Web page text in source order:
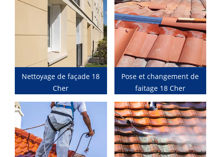
Nettoyage de façade 18
Cher
Pose et changement de
faitage 18 Cher